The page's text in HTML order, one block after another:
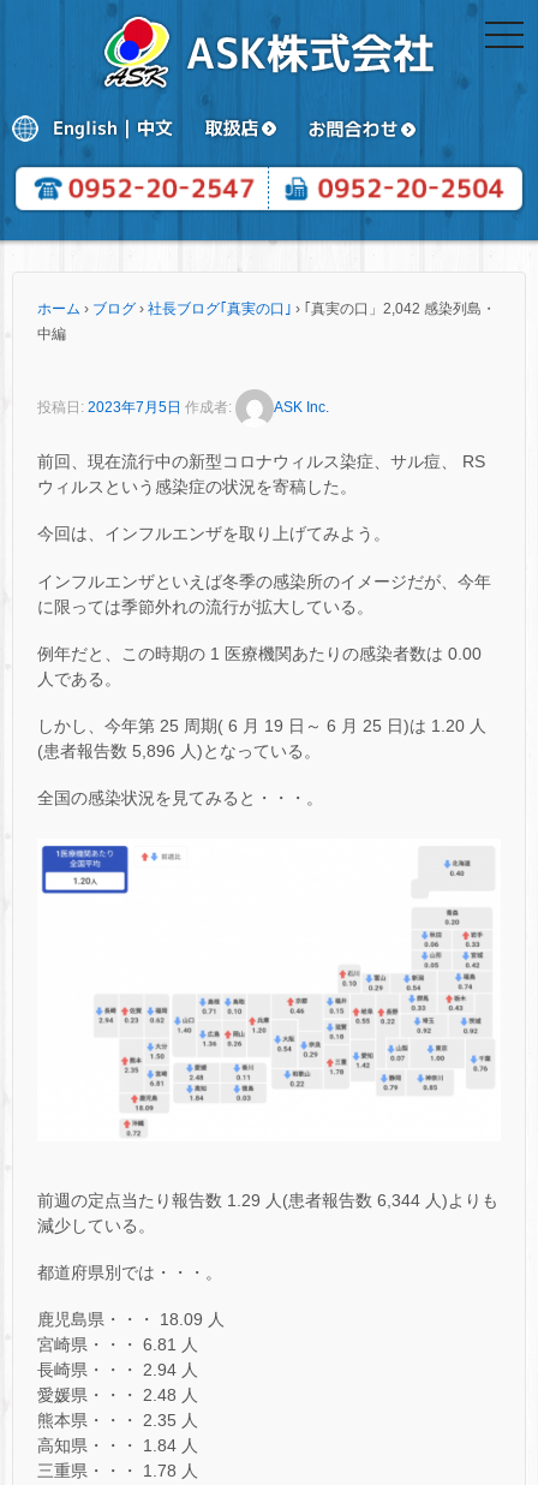
ホーム › ブログ › 社長ブログ｢真実の口｣ › ｢真実の口」2,042 感染列島・
中編
投稿日: 2023年7月5日 作成者: ASK Inc.
前回、現在流行中の新型コロナウィルス染症、サル痘、 RS
ウィルスという感染症の状況を寄稿した。
今回は、インフルエンザを取り上げてみよう。
インフルエンザといえば冬季の感染所のイメージだが、今年
に限っては季節外れの流行が拡大している。
例年だと、この時期の 1 医療機関あたりの感染者数は 0.00
人である。
しかし、今年第 25 周期( 6 月 19 日～ 6 月 25 日)は 1.20 人
(患者報告数 5,896 人)となっている。
全国の感染状況を見てみると・・・。
前週の定点当たり報告数 1.29 人(患者報告数 6,344 人)よりも
減少している。
都道府県別では・・・。
鹿児島県・・・ 18.09 人
宮崎県・・・ 6.81 人
長崎県・・・ 2.94 人
愛媛県・・・ 2.48 人
熊本県・・・ 2.35 人
高知県・・・ 1.84 人
三重県・・・ 1.78 人